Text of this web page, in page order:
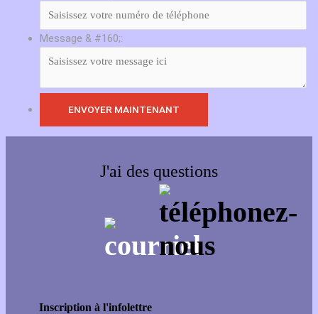
Message & #160;:
J'ai des questions
Inscription à l'infolettre